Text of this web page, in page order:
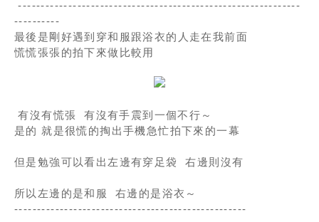
--------------------------------------------------------------
----------
最後是剛好遇到穿和服跟浴衣的人走在我前面
慌慌張張的拍下來做比較用
有沒有慌張 有沒有手震到一個不行～
是的 就是很慌的掏出手機急忙拍下來的一幕
但是勉強可以看出左邊有穿足袋 右邊則沒有
所以左邊的是和服 右邊的是浴衣～
---------------------------------------------------